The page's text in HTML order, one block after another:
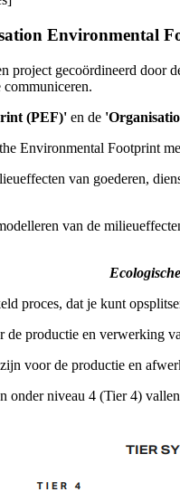
Environmental
project gecoördineerd door
communiceren.
(PEF)' en de
Environmental Footprint
van goederen,
van de
proces, dat je kunt
productie en verwerking
voor de productie en
niveau 4 (Tier 4)